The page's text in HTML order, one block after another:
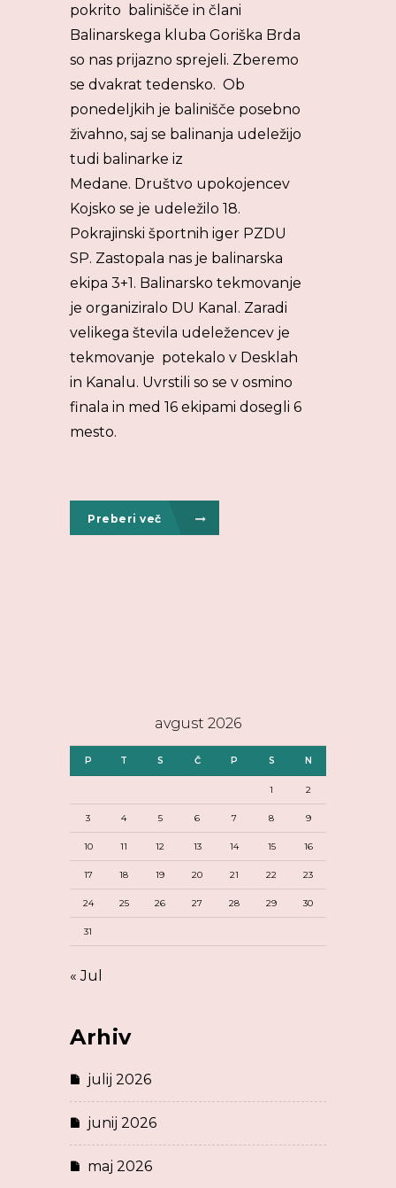
pokrito balinišče in člani
Balinarskega kluba Goriška Brda
so nas prijazno sprejeli. Zberemo
se dvakrat tedensko. Ob
ponedeljkih je balinišče posebno
živahno, saj se balinanja udeležijo
tudi balinarke iz
Medane. Društvo upokojencev
Kojsko se je udeležilo 18.
Pokrajinski športnih iger PZDU
SP. Zastopala nas je balinarska
ekipa 3+1. Balinarsko tekmovanje
je organiziralo DU Kanal. Zaradi
velikega števila udeležencev je
tekmovanje potekalo v Desklah
in Kanalu. Uvrstili so se v osmino
finala in med 16 ekipami dosegli 6
mesto.
Preberi več
avgust 2026
P T S Č P S N
1 2
3 4 5 6 7 8 9
10 11 12 13 14 15 16
17 18 19 20 21 22 23
24 25 26 27 28 29 30
31
« Jul
Arhiv
julij 2026
junij 2026
maj 2026